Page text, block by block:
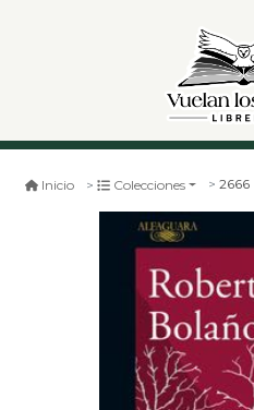
Inicio Colecciones 2666